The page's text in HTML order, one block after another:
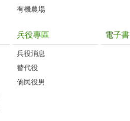
有機農場
兵役專區
兵役消息
替代役
僑民役男
電子書